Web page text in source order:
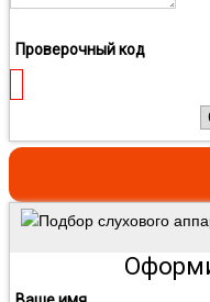
Проверочный код
Подбор слухового